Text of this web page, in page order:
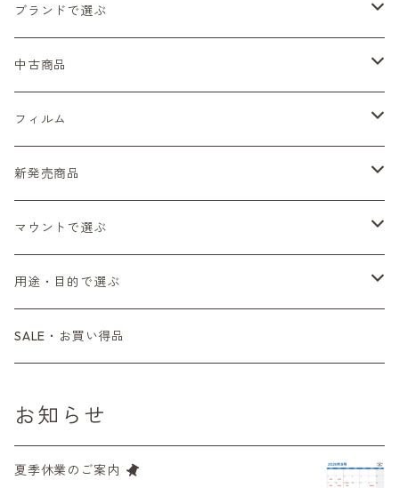
ブランドで選ぶ
Nikon（ニコン）
Sシリーズ
Fシリーズ（一桁＋F100）
Canon（キヤノン）
レンジファインダー（7、P）
PENTAX（ペンタックス）
SL、SP
K2、KX、KM
M42単焦点レンズ
CONTAX（コンタックス）
G1、G2
Tシリーズ
MINOLTA（ミノルタ）
コンパクト
OLYMPUS（オリンパス）
Konica（コニカ）
中古商品
フィルムカメラ
一眼レフカメラ（マニュアルフォーカス）
一眼レフカメラ（オートフォーカス）
中判カメラ
大判カメラ
デジタルカメラ
一眼カメラ
ミラーレスカメラ
マニュアルレンズ
一眼レンズ
レンジファインダーレンズ
大判レンズ
レンズその他
オートフォーカスレンズ
一眼レンズ
マウントアダプター
フィルム
レンズ付きフィルム
35mm（135）カラーネガ
35mm（135）白黒ネガ
35mm（135）カラーリバーサル
新発売商品
フィルムカメラ
レンズ付きフィルム
アクセサリー・付属品
マウントで選ぶ
M42
L39
S（ニコン）
用途・目的で選ぶ
初心者の方へもおすすめ！
滅多にお目にかかれない激レア商品！
SALE・お買い得品
お知らせ
夏季休業のご案内